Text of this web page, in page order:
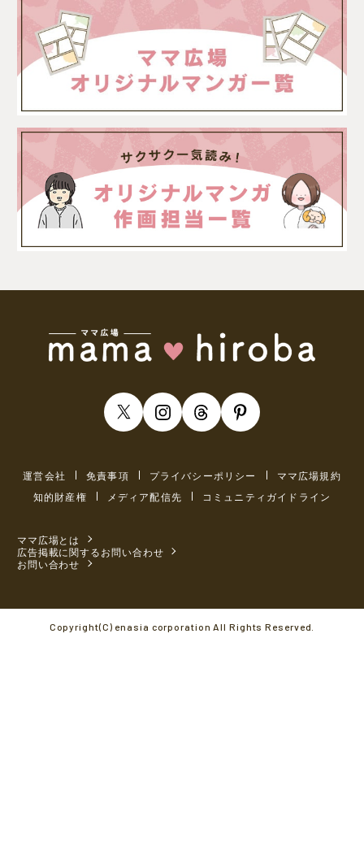
運営会社 免責事項 プライバシーポリシー
ママ広場規約
知的財産権
メディア配信先 コミュニティガイドライン
ママ広場とは
広告掲載に関するお問い合わせ
お問い合わせ
Copyright(C) enasia corporation All Rights Reserved.